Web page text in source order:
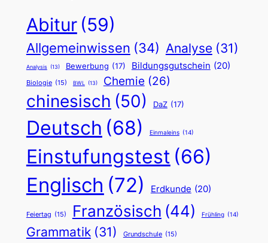
Abitur (59)
Allgemeinwissen (34) Analyse (31)
Analysis (13) Bewerbung (17) Bildungsgutschein (20)
Biologie (15) BWL (13) Chemie (26)
chinesisch (50) DaZ (17)
Deutsch (68) Einmaleins (14)
Einstufungstest (66)
Englisch (72) Erdkunde (20)
Feiertag (15) Französisch (44) Frühling (14)
Grammatik (31) Grundschule (15)